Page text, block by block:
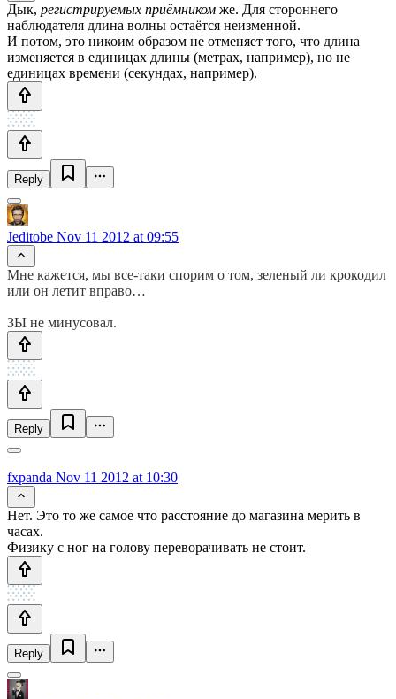
Дык, регистрируемых приёмником же. Для стороннего
наблюдателя длина волны остаётся неизменной.
И потом, это никоим образом не отменяет того, что длина
изменяется в единицах длины (метрах, например), но не
единицах времени (секундах, например).
Reply
Jeditobe Nov 11 2012 at 09:55
Мне кажется, мы все-таки спорим о том, зеленый ли крокодил
или он летит вправо…
ЗЫ не минусовал.
Reply
fxpanda Nov 11 2012 at 10:30
Нет. Это то же самое что расстояние до магазина мерить в
часах.
Физику с ног на голову переворачивать не стоит.
Reply